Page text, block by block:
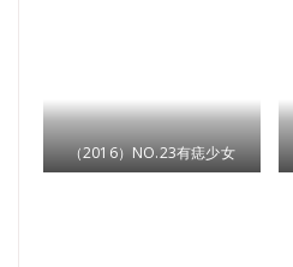
（2016）NO.23有痣少女